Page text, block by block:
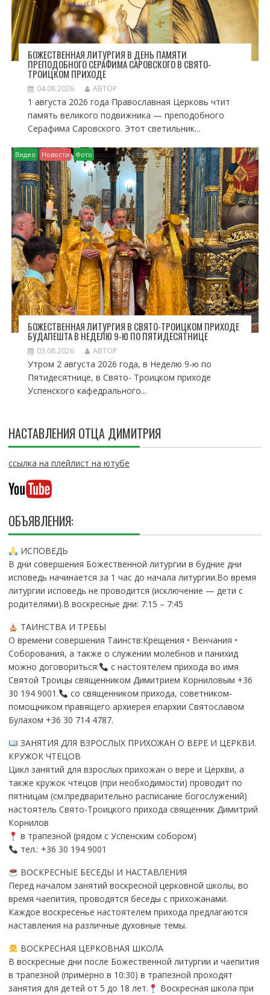
БОЖЕСТВЕННАЯ ЛИТУРГИЯ В ДЕНЬ ПАМЯТИ
ПРЕПОДОБНОГО СЕРАФИМА САРОВСКОГО В СВЯТО-
ТРОИЦКОМ ПРИХОДЕ
04.08.2026 АВТОР
1 августа 2026 года Православная Церковь чтит
память великого подвижника — преподобного
Серафима Саровского. Этот светильник...
Видео Новости Фото
БОЖЕСТВЕННАЯ ЛИТУРГИЯ В СВЯТО-ТРОИЦКОМ ПРИХОДЕ
БУДАПЕШТА В НЕДЕЛЮ 9-Ю ПО ПЯТИДЕСЯТНИЦЕ
03.08.2026 АВТОР
Утром 2 августа 2026 года, в Неделю 9-ю по
Пятидесятнице, в Свято- Троицком приходе
Успенского кафедрального...
НАСТАВЛЕНИЯ ОТЦА ДИМИТРИЯ
ссылка на плейлист на ютубе
ОБЪЯВЛЕНИЯ:
ИСПОВЕДЬ
В дни совершения Божественной литургии в будние дни
исповедь начинается за 1 час до начала литургии.Во время
литургии исповедь не проводится (исключение — дети с
родителями).В воскресные дни: 7:15 – 7:45
ТАИНСТВА И ТРЕБЫ
О времени совершения Таинств:Крещения • Венчания •
Соборования, а также о служении молебнов и панихид
можно договориться:
с настоятелем прихода во имя
Святой Троицы священником Димитрием Корниловым +36
30 194 9001.
со священником прихода, советником-
помощником правящего архиерея епархии Святославом
Булахом +36 30 714 4787.
ЗАНЯТИЯ ДЛЯ ВЗРОСЛЫХ ПРИХОЖАН О ВЕРЕ И ЦЕРКВИ.
КРУЖОК ЧТЕЦОВ
Цикл занятий для взрослых прихожан о вере и Церкви, а
также кружок чтецов (при необходимости) проводит по
пятницам (см.предварительно расписание богослужений)
настоятель Свято-Троицкого прихода священник Димитрий
Корнилов
в трапезной (рядом с Успенским собором)
тел.: +36 30 194 9001
ВОСКРЕСНЫЕ БЕСЕДЫ И НАСТАВЛЕНИЯ
Перед началом занятий воскресной церковной школы, во
время чаепития, проводятся беседы с прихожанами.
Каждое воскресенье настоятелем прихода предлагаются
наставления на различные духовные темы.
ВОСКРЕСНАЯ ЦЕРКОВНАЯ ШКОЛА
В воскресные дни после Божественной литургии и чаепития
в трапезной (примерно в 10:30) в трапезной проходят
занятия для детей от 5 до 18 лет.
Воскресная школа при